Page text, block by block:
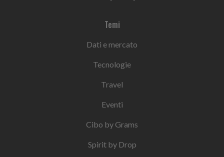
Temi
Dati e mercato
Tecnologie
Travel
Eventi
Cibo by Grams
Spirit by Drop